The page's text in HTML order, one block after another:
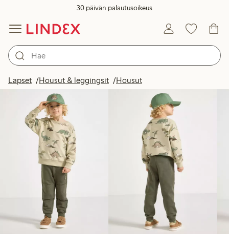
30 päivän palautusoikeus
Lapset Housut & leggingsit Housut